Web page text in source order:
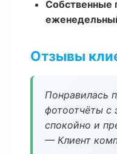
Собственные
Отзывы
Понравилась
фотоотчёты с
спокойно и
— Клиент